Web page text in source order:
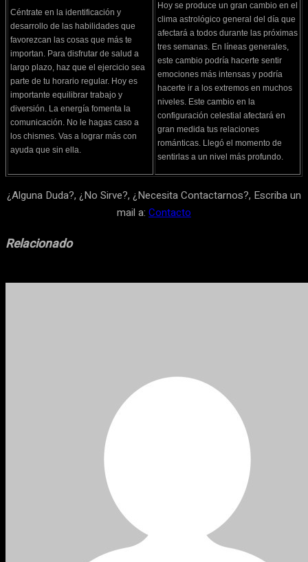
Céntrate en la identificación y
desarrollo de las habilidades que
favorezcan las cosas que más te
importan. Para disfrutar de salud a
largo plazo, haz que el ejercicio sea
parte de tu horario regular. Hoy es
importante equilibrar trabajo y
diversión. La energía fomenta la
comunicación. No le hagas caso a
los chismes. Vas a lograr más con
ayuda que sin ella.
Hoy se produce un gran cambio en el
clima astrológico general del día que
afectará a todos durante las próximas
tres semanas. En líneas generales,
este cambio podría hacerte sentir
emociones más intensas y podría
hacerte ir a los extremos en muchos
niveles. Este cambio en la
configuración celestial afectará en
gran medida tus relaciones
románticas. Llegó el momento de
sentirlas a un nivel más profundo.
¿Alguna Duda?, ¿No Sirve?, ¿Necesita Contactarnos?, Escriba un
mail a: Contacto
Relacionado